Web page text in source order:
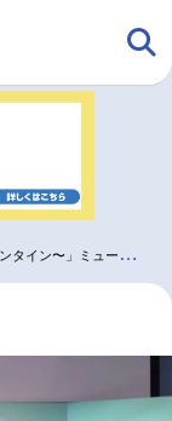
ックレイン3期生インタビュー